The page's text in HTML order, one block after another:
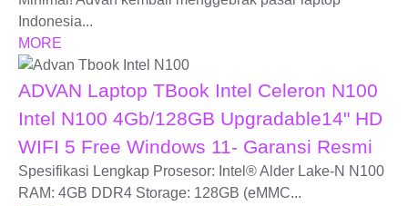
Indonesia...
MORE
ADVAN Laptop TBook Intel Celeron N100
Intel N100 4Gb/128GB Upgradable14" HD
WIFI 5 Free Windows 11- Garansi Resmi
Spesifikasi Lengkap Prosesor: Intel® Alder Lake-N N100
RAM: 4GB DDR4 Storage: 128GB (eMMC...